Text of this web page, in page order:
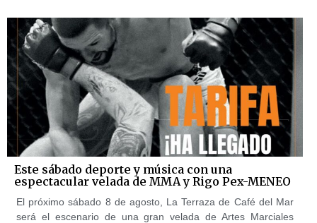
Este sábado deporte y música con una
espectacular velada de MMA y Rigo Pex-MENEO
El próximo sábado 8 de agosto, La Terraza de Café del Mar
será el escenario de una gran velada de Artes Marciales